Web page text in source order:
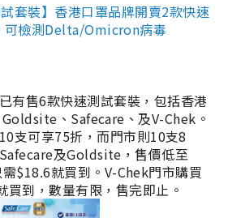
套裝】香港口罩品牌開賣2款快速
可檢測Delta/Omicron病毒
有售6款快速測試套裝，包括香港
、Safecare、及V-Chek。
支可享75折，而門市則10支8
及Goldsite，售價低至
$18.6就買到。V-Chek門市購買
買到，數量有限，售完即止。